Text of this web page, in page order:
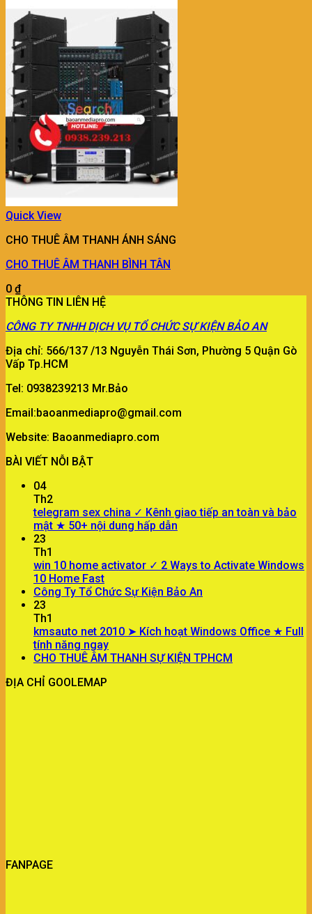
Quick View
CHO THUÊ ÂM THANH ÁNH SÁNG
CHO THUÊ ÂM THANH BÌNH TÂN
0 ₫
THÔNG TIN LIÊN HỆ
CÔNG TY TNHH DỊCH VỤ TỔ CHỨC SỰ KIỆN BẢO AN
Địa chỉ: 566/137 /13 Nguyễn Thái Sơn, Phường 5 Quận Gò
Vấp Tp.HCM
Tel: 0938239213 Mr.Bảo
Email:baoanmediapro@gmail.com
Website: Baoanmediapro.com
BÀI VIẾT NỖI BẬT
04
Th2
telegram sex china ✓ Kênh giao tiếp an toàn và bảo
mật ★ 50+ nội dung hấp dẫn
23
Th1
win 10 home activator ✓ 2 Ways to Activate Windows
10 Home Fast
Công Ty Tổ Chức Sự Kiện Bảo An
23
Th1
kmsauto net 2010 ➤ Kích hoạt Windows Office ★ Full
tính năng ngay
CHO THUÊ ÂM THANH SỰ KIỆN TPHCM
ĐỊA CHỈ GOOLEMAP
FANPAGE